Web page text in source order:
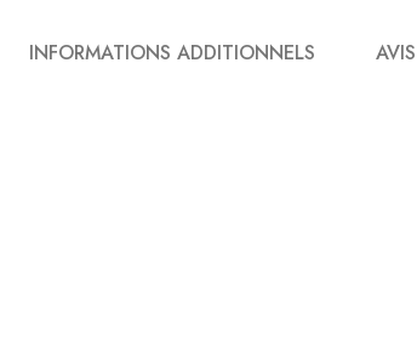
INFORMATIONS ADDITIONNELS